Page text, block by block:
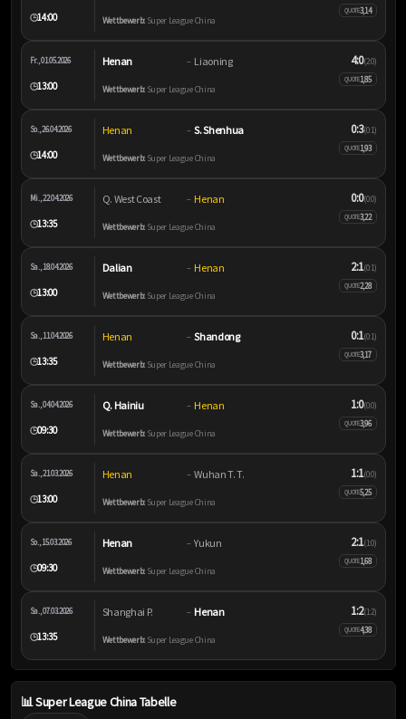
🕒14:00 Wettbewerb:Super League China
QUOTE3,14
Fr., 01.05.2026
🕒13:00
Henan – Liaoning
Wettbewerb:Super League China
4:0(2:0)
QUOTE1,85
So., 26.04.2026
🕒14:00
Henan – S. Shenhua
Wettbewerb:Super League China
0:3(0:1)
QUOTE1,93
Mi., 22.04.2026
🕒13:35
Q. West Coast – Henan
Wettbewerb:Super League China
0:0(0:0)
QUOTE3,22
Sa., 18.04.2026
🕒13:00
Dalian – Henan
Wettbewerb:Super League China
2:1(0:1)
QUOTE2,28
Sa., 11.04.2026
🕒13:35
Henan – Shandong
Wettbewerb:Super League China
0:1(0:1)
QUOTE3,17
Sa., 04.04.2026
🕒09:30
Q. Hainiu – Henan
Wettbewerb:Super League China
1:0(0:0)
QUOTE3,96
Sa., 21.03.2026
🕒13:00
Henan – Wuhan T. T.
Wettbewerb:Super League China
1:1(0:0)
QUOTE5,25
So., 15.03.2026
🕒09:30
Henan – Yukun
Wettbewerb:Super League China
2:1(1:0)
QUOTE1,68
Sa., 07.03.2026
🕒13:35
Shanghai P. – Henan
Wettbewerb:Super League China
1:2(1:2)
QUOTE4,38
📊 Super League China Tabelle